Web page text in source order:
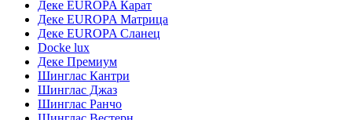
Деке EUROPA Карат
Деке EUROPA Матрица
Деке EUROPA Сланец
Docke lux
Деке Премиум
Шинглас Кантри
Шинглас Джаз
Шинглас Ранчо